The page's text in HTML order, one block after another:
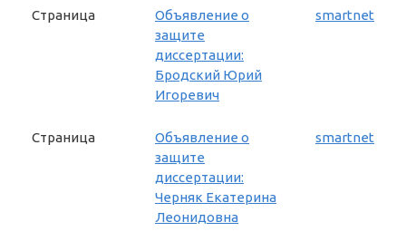
Страница
Объявление о
защите
диссертации:
Бродский Юрий
Игоревич
smartnet
Страница
Объявление о
защите
диссертации:
Черняк Екатерина
Леонидовна
smartnet